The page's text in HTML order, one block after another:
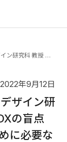
慶応義塾大学大学院 メディアデザイン研究科 教授 岸 博幸氏も登場！DXの盲点 事業成長をドライブさせるために必要なOpsの再構築についてホワイトペーパーを公開
2022年9月12日
ザイン研
の盲点
に必要な